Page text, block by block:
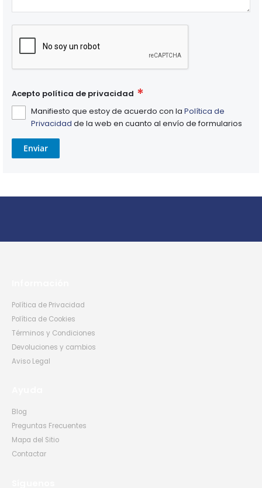
Acepto política de privacidad
Manifiesto que estoy de acuerdo con la Política de
Privacidad de la web en cuanto al envío de formularios
Enviar
Política de Privacidad
Política de Cookies
Términos y Condiciones
Devoluciones y cambios
Aviso Legal
Blog
Preguntas Frecuentes
Mapa del Sitio
Contactar